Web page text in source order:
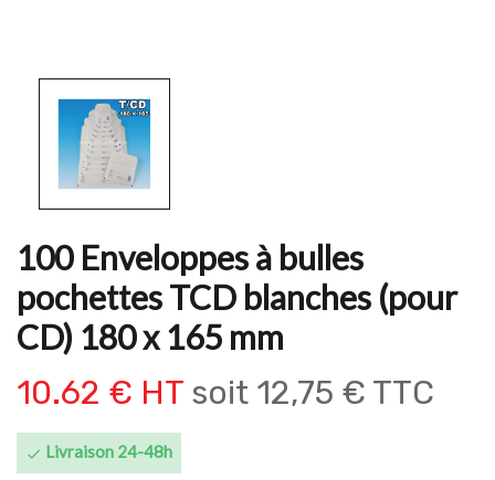
100 Enveloppes à bulles
pochettes TCD blanches (pour
CD) 180 x 165 mm
10.62 € HT soit 12,75 € TTC
 Livraison 24-48h